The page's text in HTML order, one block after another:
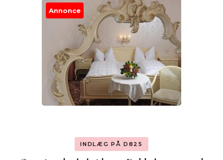
Annonce
INDLÆG PÅ D825